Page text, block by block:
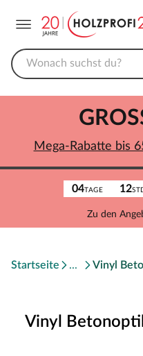
04TAGE 12
Zu den
Mega-Rabatte bis
Startseite Vinyl
Vinyl